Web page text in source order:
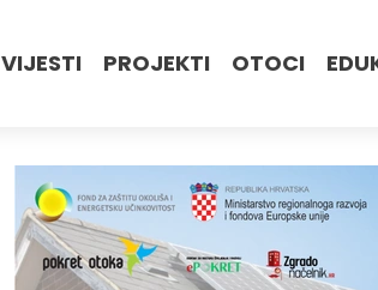
VIJESTI PROJEKTI OTOCI